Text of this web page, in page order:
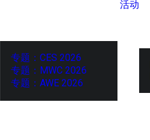
专题：CES 2026
专题：MWC 2026
专题：AWE 2026
活动